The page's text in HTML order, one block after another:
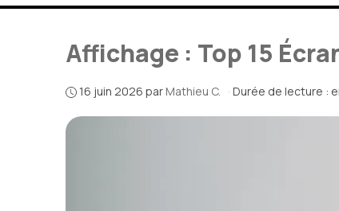
Affichage : Top 15
16 juin 2026 par Mathieu C. · Durée de lecture :